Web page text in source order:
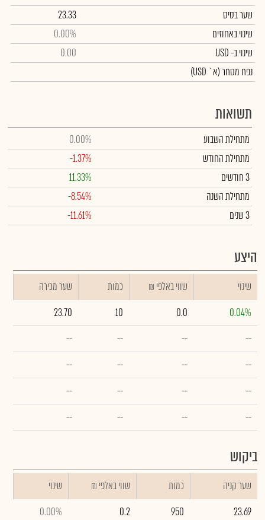
שער בסיס
23.33
שינוי באחוזים
0.00%
שינויב- USD
0.00
נפח מסחר(א` USD)
תשואות
מתחילת השבוע
0.00%
מתחילת החודש
-1.37%
3 חודשים
11.33%
מתחילת השנה
-8.54%
3 שנים
-11.61%
היצע
שינוי ₪ שווי באלפי כמות
שער מכירה
0.04%
0.0
10
23.70
--
--
--
--
--
--
--
--
--
--
--
--
--
--
--
--
ביקוש
שער קניה כמות ₪ שווי באלפי
שינוי
23.69
950
0.2
0.00%